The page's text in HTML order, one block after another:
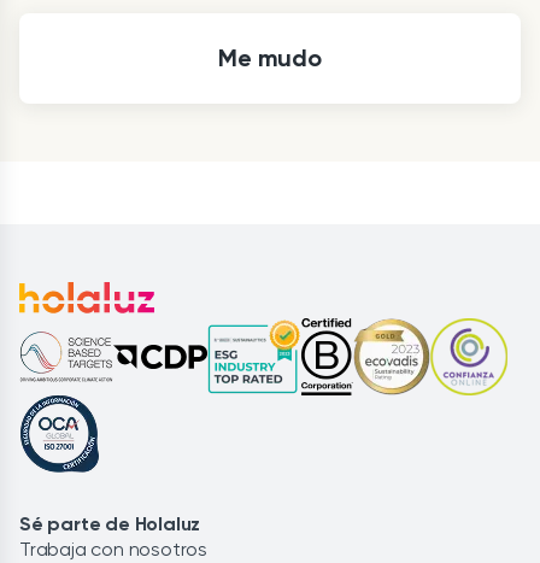
Me mudo
Sé parte de Holaluz
Trabaja con nosotros